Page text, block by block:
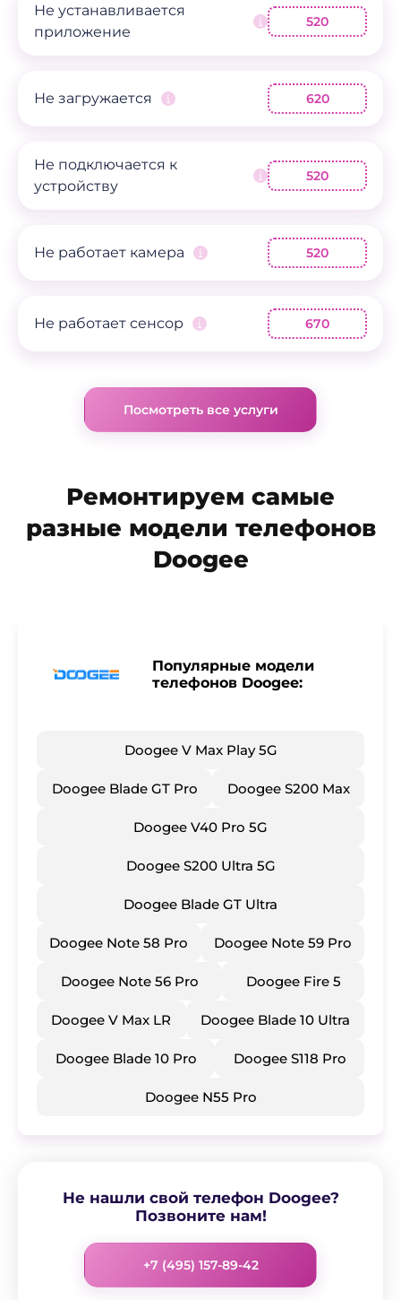
Не устанавливается
приложение
520
Не загружается 620
Не подключается к
устройству
520
Не работает камера 520
Не работает сенсор 670
Посмотреть все услуги
Ремонтируем самые
разные модели телефонов
Doogee
Популярные модели
телефонов Doogee:
Doogee V Max Play 5G
​Doogee Blade GT Pro ​Doogee S200 Max
​Doogee V40 Pro 5G
​Doogee S200 Ultra 5G
​Doogee Blade GT Ultra
​Doogee Note 58 Pro ​Doogee Note 59 Pro
​Doogee Note 56 Pro ​Doogee Fire 5
​Doogee V Max LR ​Doogee Blade 10 Ultra
​Doogee Blade 10 Pro ​Doogee S118 Pro
​Doogee N55 Pro
Не нашли свой телефон Doogee?
Позвоните нам!
+7 (495) 157-89-42